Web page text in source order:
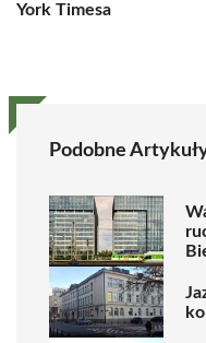
York Timesa
Podobne